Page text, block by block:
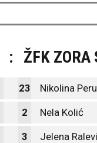
: ŽFK ZORA
23 Nikolina
2 Nela Kolić
3 Jelena